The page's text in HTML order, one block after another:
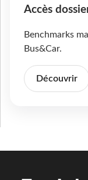
Accès
Benchmarks
Bus&Car.
Découvrir